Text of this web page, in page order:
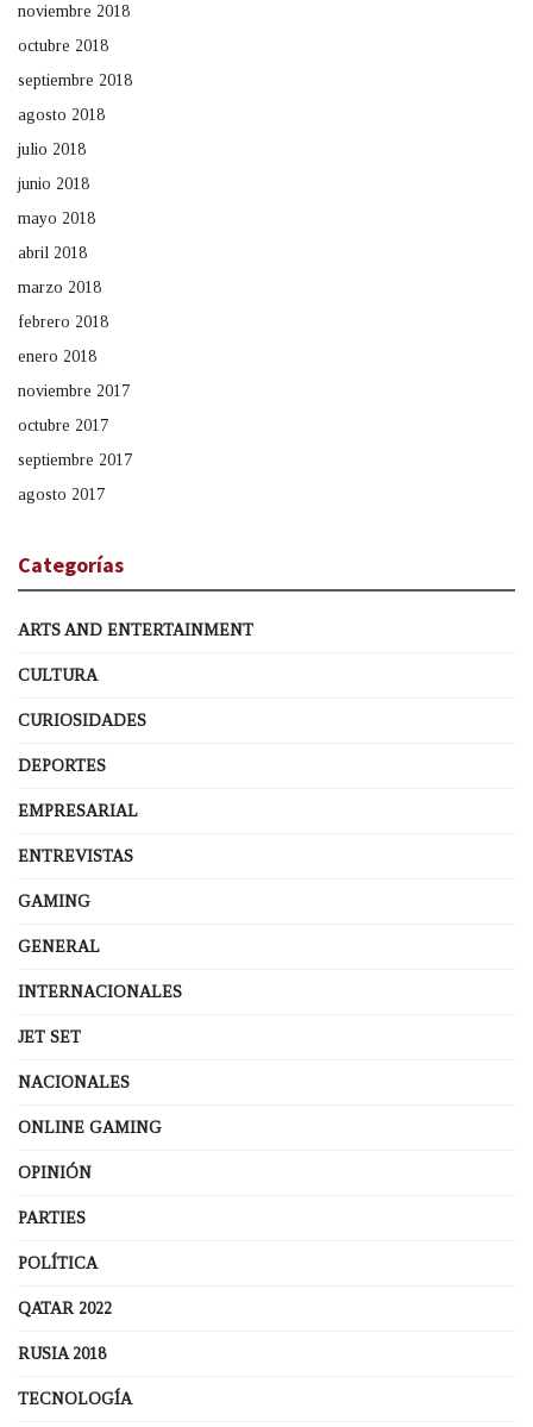
noviembre 2018
octubre 2018
septiembre 2018
agosto 2018
julio 2018
junio 2018
mayo 2018
abril 2018
marzo 2018
febrero 2018
enero 2018
noviembre 2017
octubre 2017
septiembre 2017
agosto 2017
Categorías
ARTS AND ENTERTAINMENT
CULTURA
CURIOSIDADES
DEPORTES
EMPRESARIAL
ENTREVISTAS
GAMING
GENERAL
INTERNACIONALES
JET SET
NACIONALES
ONLINE GAMING
OPINIÓN
PARTIES
POLÍTICA
QATAR 2022
RUSIA 2018
TECNOLOGÍA